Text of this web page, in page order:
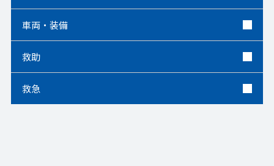
車両・装備
救助
救急